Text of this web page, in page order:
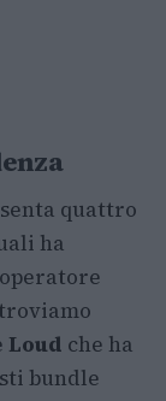
quattro
ha
Loud che ha
bundle